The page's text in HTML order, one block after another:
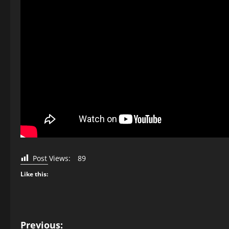
Post Views: 89
Like this:
Previous: